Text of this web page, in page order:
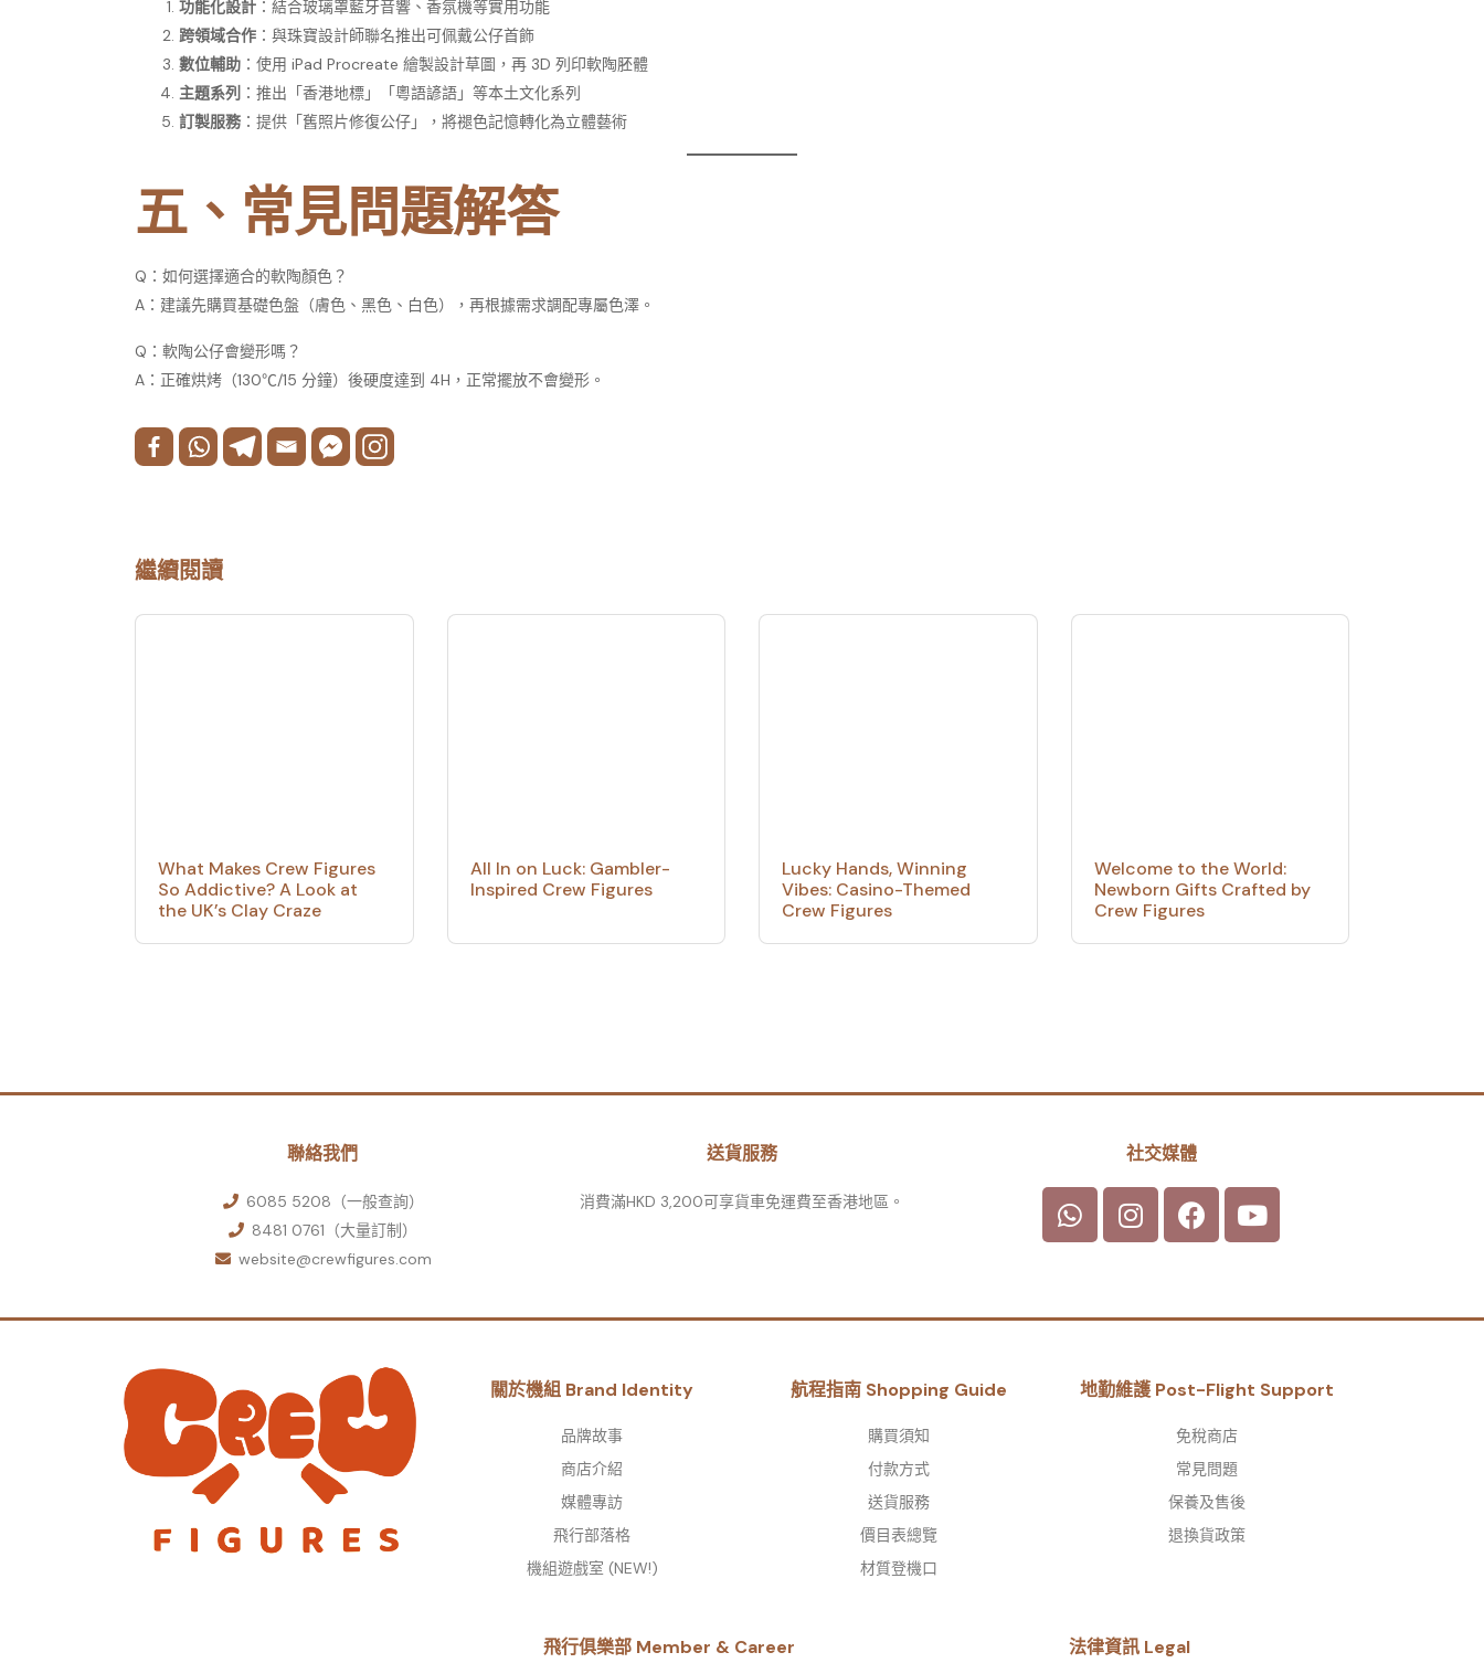
功能化設計 ：結合玻璃罩藍牙音響、香氛機等實用功能
跨領域合作 ：與珠寶設計師聯名推出可佩戴公仔首飾
數位輔助 ：使用 iPad Procreate 繪製設計草圖，再 3D 列印軟陶胚體
主題系列 ：推出「香港地標」「粵語諺語」等本土文化系列
訂製服務 ：提供「舊照片修復公仔」，將褪色記憶轉化為立體藝術
五、常見問題解答
Q：如何選擇適合的軟陶顏色？
A：建議先購買基礎色盤（膚色、黑色、白色），再根據需求調配專屬色澤。
Q：軟陶公仔會變形嗎？
A：正確烘烤（130℃/15 分鐘）後硬度達到 4H，正常擺放不會變形。
繼續閱讀
What Makes Crew Figures
So Addictive? A Look at
the UK’s Clay Craze
All In on Luck: Gambler-
Inspired Crew Figures
Lucky Hands, Winning
Vibes: Casino-Themed
Crew Figures
Welcome to the World:
Newborn Gifts Crafted by
Crew Figures
聯絡我們
6085 5208（一般查詢）
8481 0761（大量訂制）
website@crewfigures.com
送貨服務
消費滿HKD 3,200可享貨車免運費至香港地區。
社交媒體
關於機組 Brand Identity
品牌故事​
商店介紹
媒體專訪
飛行部落格
機組遊戲室 (NEW!)
航程指南 Shopping Guide
購買須知
付款方式
送貨服務
價目表總覽
材質登機口
地勤維護 Post-Flight Support
免稅商店
常見問題
保養及售後
退換貨政策
飛行俱樂部 Member & Career 法律資訊 Legal